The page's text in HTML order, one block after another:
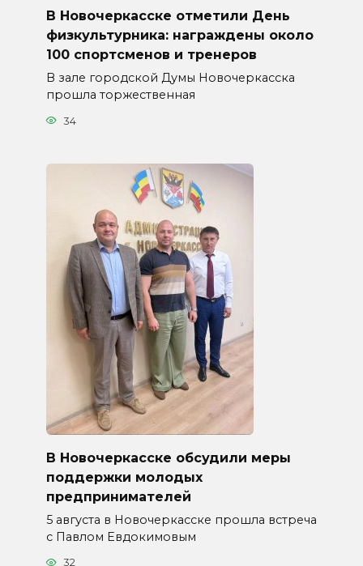
В Новочеркасске отметили День
физкультурника: награждены около
100 спортсменов и тренеров
В зале городской Думы Новочеркасска
прошла торжественная
34
В Новочеркасске обсудили меры
поддержки молодых
предпринимателей
5 августа в Новочеркасске прошла встреча
с Павлом Евдокимовым
32